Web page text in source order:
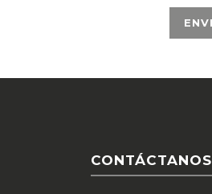
CONTÁCTANOS